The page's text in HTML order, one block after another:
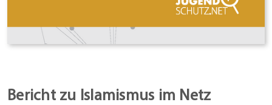
Bericht zu Islamismus im Netz